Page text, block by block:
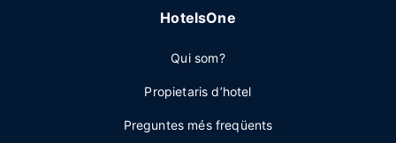
HotelsOne
Qui som?
Propietaris d’hotel
Preguntes més freqüents